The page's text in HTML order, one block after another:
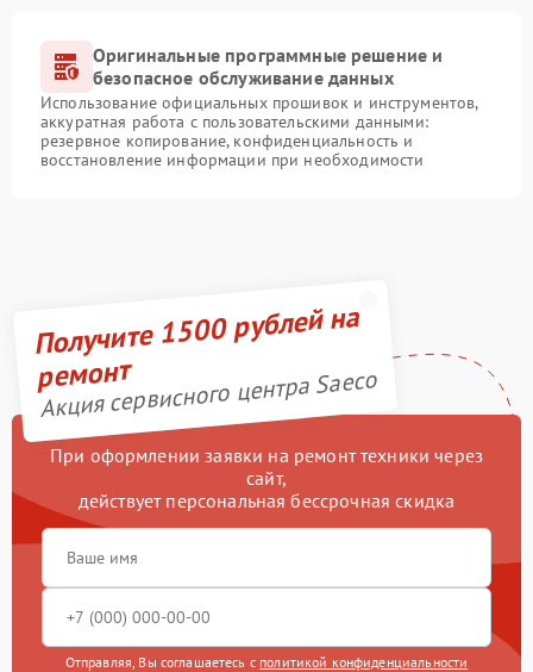
Оригинальные программные решение и
безопасное обслуживание данных
Использование официальных прошивок и инструментов,
аккуратная работа с пользовательскими данными:
резервное копирование, конфиденциальность и
восстановление информации при необходимости
Получите 1500 рублей на
ремонт
Акция сервисного центра Saeco
При оформлении заявки на ремонт техники через
сайт,
действует персональная бессрочная скидка
Отправляя, Вы соглашаетесь с политикой конфиденциальности